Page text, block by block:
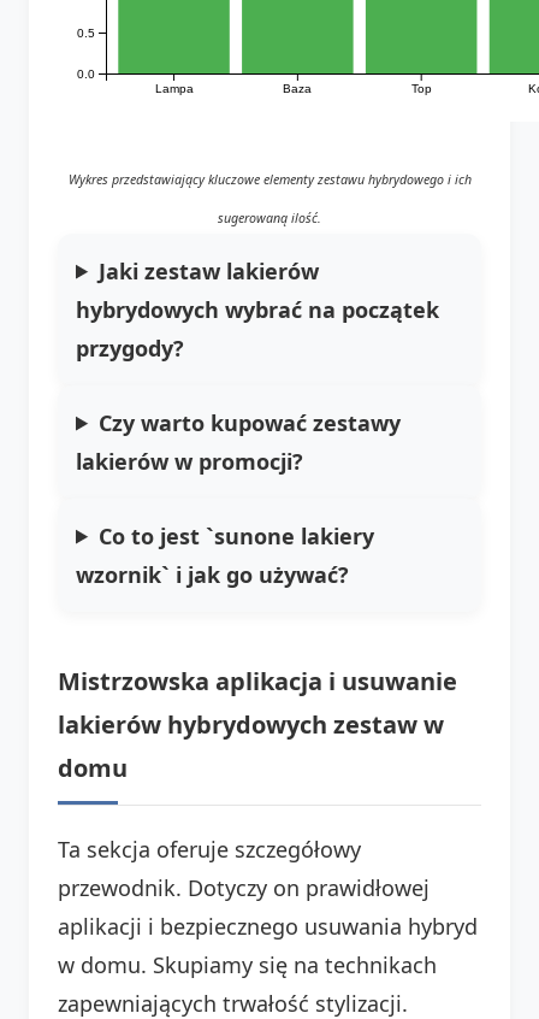
Lampa Baza Top
0.0
0.5
Wykres przedstawiający kluczowe elementy zestawu hybrydowego i ich
sugerowaną ilość.
Jaki zestaw lakierów
hybrydowych wybrać na początek
przygody?
Czy warto kupować zestawy
lakierów w promocji?
Co to jest `sunone lakiery
wzornik` i jak go używać?
Mistrzowska aplikacja i usuwanie
lakierów hybrydowych zestaw w
domu
Ta sekcja oferuje szczegółowy
przewodnik. Dotyczy on prawidłowej
aplikacji i bezpiecznego usuwania hybryd
w domu. Skupiamy się na technikach
zapewniających trwałość stylizacji.